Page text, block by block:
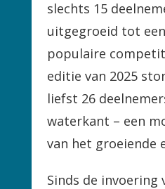
slechts 15
uitgegroeid tot
populaire
editie van 2025
liefst 26
waterkant – een
van het groeiende
Sinds de invoering